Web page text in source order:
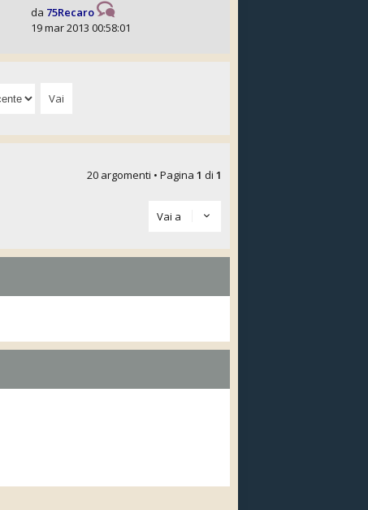
da 75Recaro
19 mar 2013 00:58:01
20 argomenti • Pagina 1 di 1
Vai a